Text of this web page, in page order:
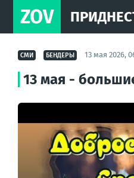
ZOV
СМИ БЕНДЕРЫ 13 мая 2026,
13 мая -